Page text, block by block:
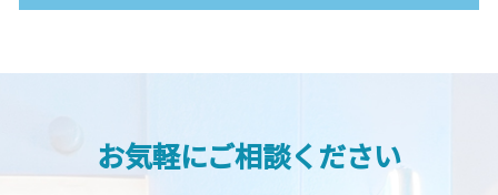
お気軽にご相談ください